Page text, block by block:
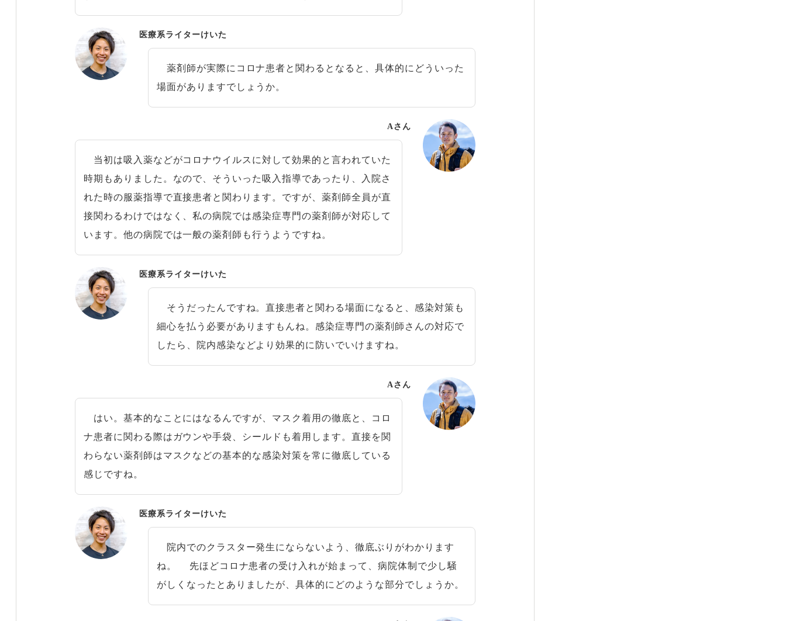
医療系ライターけいた
薬剤師が実際にコロナ患者と関わるとなると、具体的にどういった
場面がありますでしょうか。
Aさん
当初は吸入薬などがコロナウイルスに対して効果的と言われていた
時期もありました。なので、そういった吸入指導であったり、入院さ
れた時の服薬指導で直接患者と関わります。ですが、薬剤師全員が直
接関わるわけではなく、私の病院では感染症専門の薬剤師が対応して
います。他の病院では一般の薬剤師も行うようですね。
医療系ライターけいた
そうだったんですね。直接患者と関わる場面になると、感染対策も
細心を払う必要がありますもんね。感染症専門の薬剤師さんの対応で
したら、院内感染などより効果的に防いでいけますね。
Aさん
はい。基本的なことにはなるんですが、マスク着用の徹底と、コロ
ナ患者に関わる際はガウンや手袋、シールドも着用します。直接を関
わらない薬剤師はマスクなどの基本的な感染対策を常に徹底している
感じですね。
医療系ライターけいた
院内でのクラスター発生にならないよう、徹底ぶりがわかります
ね。 先ほどコロナ患者の受け入れが始まって、病院体制で少し騒
がしくなったとありましたが、具体的にどのような部分でしょうか。